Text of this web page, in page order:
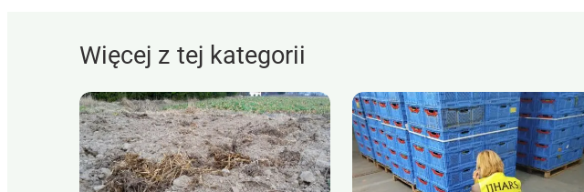
Więcej z tej kategorii